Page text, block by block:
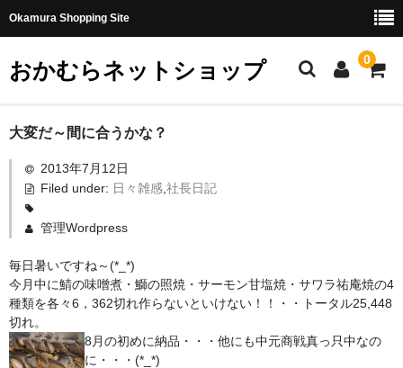
Okamura Shopping Site
おかむらネットショップ 0
商品
社長日記
味噌
天然とらふぐ
国産とらふぐ
料理セット
大変だ～間に合うかな？
2013年7月12日
Filed under: 日々雑感, 社長日記
管理Wordpress
毎日暑いですね～(*_*)
今月中に鯖の味噌煮・鰤の照焼・サーモン甘塩焼・サワラ祐庵焼の4
種類を各々6，362切れ作らないといけない！！・・トータル25,448
切れ。
8月の初めに納品・・・他にも中元商戦真っ只中なの
に・・・(*_*)